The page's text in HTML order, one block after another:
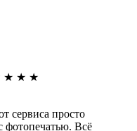
★ ★ ★
сервиса просто
фотопечатью. Всё